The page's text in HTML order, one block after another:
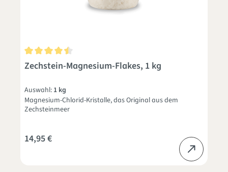
Durchschnittliche Bewertung von 4.6 von 5 Sternen
Zechstein-Magnesium-Flakes, 1 kg
Auswahl: 1 kg
Magnesium-Chlorid-Kristalle, das Original aus dem
Zechsteinmeer
14,95 €